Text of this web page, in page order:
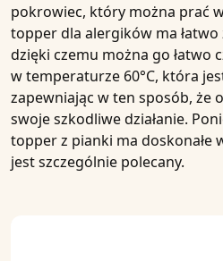
pokrowiec, który można prać
topper dla alergików ma
dzięki czemu można go łatwo
w temperaturze 60°C, która
zapewniając w ten sposób, że
swoje szkodliwe działanie.
topper z pianki ma doskonałe
jest szczególnie polecany.